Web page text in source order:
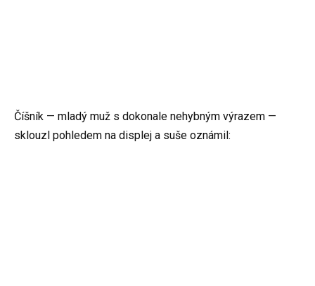
Číšník — mladý muž s dokonale nehybným výrazem —
sklouzl pohledem na displej a suše oznámil: